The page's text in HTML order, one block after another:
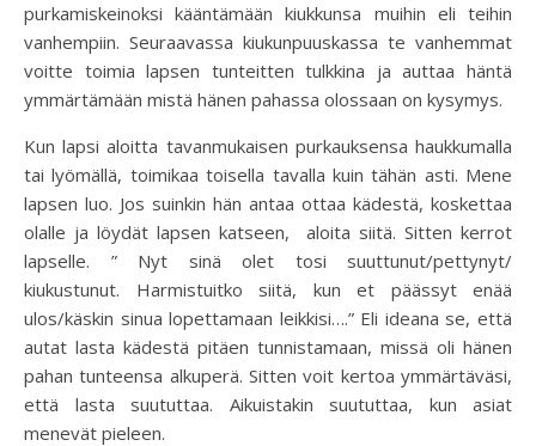
purkamiskeinoksi kääntämään kiukkunsa muihin eli teihin
vanhempiin. Seuraavassa kiukunpuuskassa te vanhemmat
voitte toimia lapsen tunteitten tulkkina ja auttaa häntä
ymmärtämään mistä hänen pahassa olossaan on kysymys.
Kun lapsi aloitta tavanmukaisen purkauksensa haukkumalla
tai lyömällä, toimikaa toisella tavalla kuin tähän asti. Mene
lapsen luo. Jos suinkin hän antaa ottaa kädestä, koskettaa
olalle ja löydät lapsen katseen, aloita siitä. Sitten kerrot
lapselle. ” Nyt sinä olet tosi suuttunut/pettynyt/
kiukustunut. Harmistuitko siitä, kun et päässyt enää
ulos/käskin sinua lopettamaan leikkisi….” Eli ideana se, että
autat lasta kädestä pitäen tunnistamaan, missä oli hänen
pahan tunteensa alkuperä. Sitten voit kertoa ymmärtäväsi,
että lasta suututtaa. Aikuistakin suututtaa, kun asiat
menevät pieleen.